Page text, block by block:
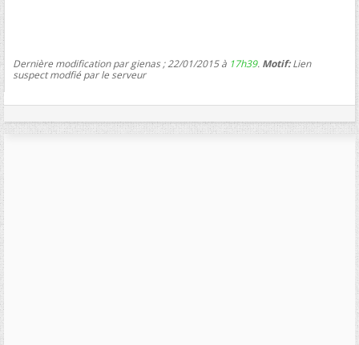
Dernière modification par gienas ; 22/01/2015 à 17h39. Motif:Lien
suspect modfié par le serveur